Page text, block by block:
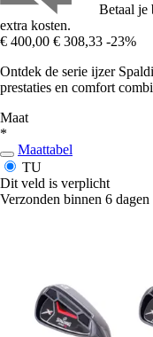
Betaal je
extra kosten.
€ 400,00 € 308,33 -23%
Ontdek de serie ijzer
prestaties en comfort
Maat
*
Maattabel
TU
Dit veld is verplicht
Verzonden binnen 6 dagen